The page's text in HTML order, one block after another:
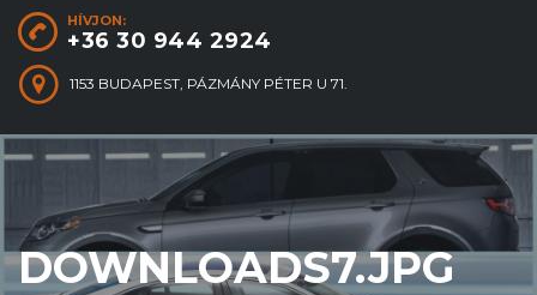
HÍVJON:
+36 30 944 2924
1153 BUDAPEST, PÁZMÁNY PÉTER U 71.
DOWNLOADS7.JPG